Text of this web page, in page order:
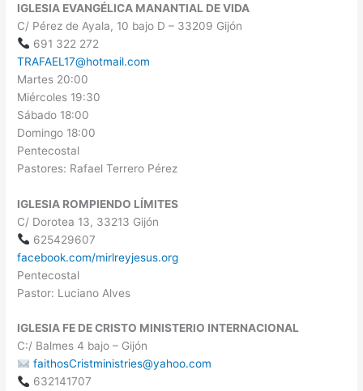
IGLESIA EVANGÉLICA MANANTIAL DE VIDA
C/ Pérez de Ayala, 10 bajo D – 33209 Gijón
691 322 272
TRAFAEL17@hotmail.com
Martes 20:00
Miércoles 19:30
Sábado 18:00
Domingo 18:00
Pentecostal
Pastores: Rafael Terrero Pérez
IGLESIA ROMPIENDO LÍMITES
C/ Dorotea 13, 33213 Gijón
625429607
facebook.com/mirlreyjesus.org
Pentecostal
Pastor: Luciano Alves
IGLESIA FE DE CRISTO MINISTERIO INTERNACIONAL
C:/ Balmes 4 bajo – Gijón
faithosCristministries@yahoo.com
632141707